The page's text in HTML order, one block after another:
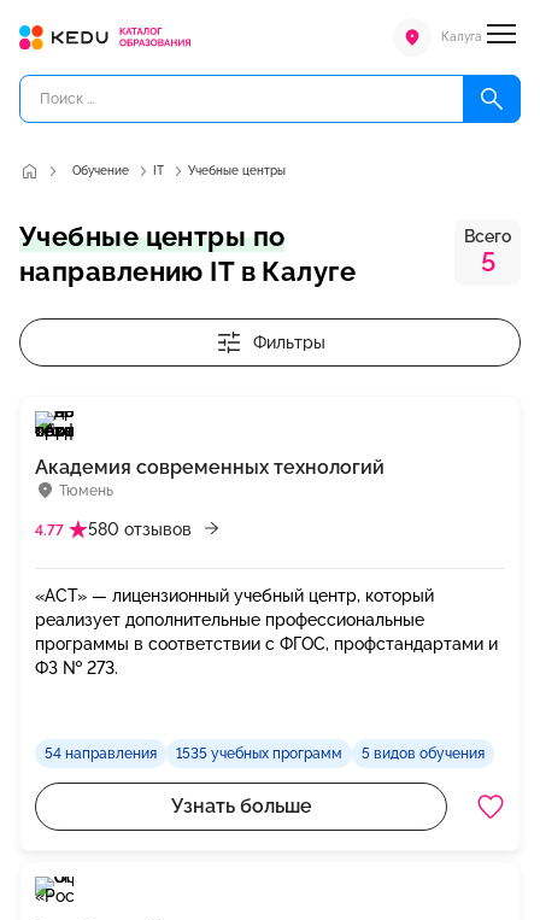
Калуга
Обучение IT Учебные центры
Учебные центры по
направлению IT в Калуге
Всего
5
Фильтры
Тюмень
Академия современных технологий
4.77 580 отзывов
«АСТ» — лицензионный учебный центр, который
реализует дополнительные профессиональные
программы в соответствии с ФГОС, профстандартами и
ФЗ № 273.
54 направления 1535 учебных программ 5 видов обучения
Узнать больше